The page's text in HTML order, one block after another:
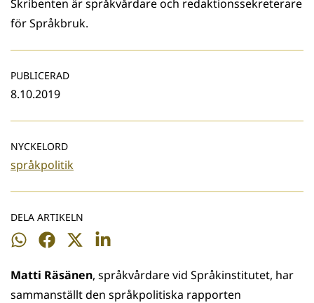
Skribenten är språkvårdare och redaktionssekreterare
för Språkbruk.
PUBLICERAD
8.10.2019
NYCKELORD
språkpolitik
DELA ARTIKELN
Dela
WhatsApp
Dela
Facebook
Dela
Twitter
Dela
LinkedIn
Matti Räsänen, språkvårdare vid Språkinstitutet, har
sammanställt den språkpolitiska rapporten